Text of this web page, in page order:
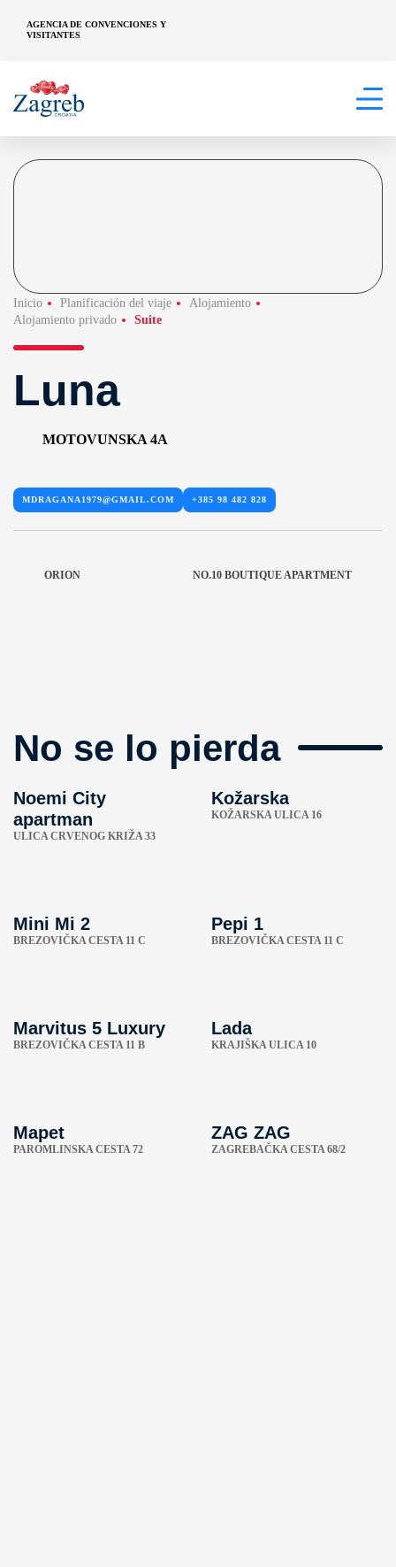
AGENCIA DE CONVENCIONES Y
VISITANTES
Inicio Planificación del viaje
Alojamiento
Alojamiento privado
Suite
Luna
MOTOVUNSKA 4A
MDRAGANA1979@GMAIL.COM +385 98 482 828
ORION NO.10 BOUTIQUE APARTMENT
No se lo pierda
Noemi City
apartman
ULICA CRVENOG KRIŽA 33
Kožarska
KOŽARSKA ULICA 16
Mini Mi 2
BREZOVIČKA CESTA 11 C
Pepi 1
BREZOVIČKA CESTA 11 C
Marvitus 5 Luxury
BREZOVIČKA CESTA 11 B
Lada
KRAJIŠKA ULICA 10
Mapet
PAROMLINSKA CESTA 72
ZAG ZAG
ZAGREBAČKA CESTA 68/2